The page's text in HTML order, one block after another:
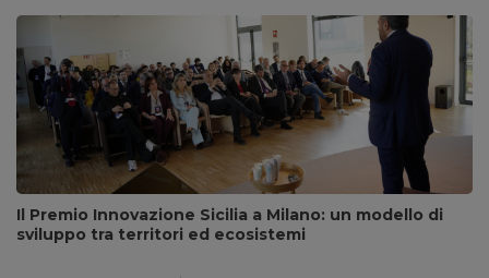
Il Premio Innovazione Sicilia a Milano: un modello di
sviluppo tra territori ed ecosistemi